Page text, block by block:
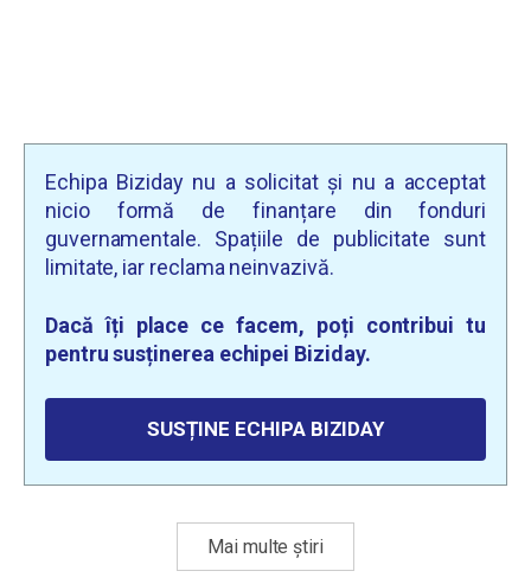
Echipa Biziday nu a solicitat și nu a acceptat
nicio formă de finanțare din fonduri
guvernamentale. Spațiile de publicitate sunt
limitate, iar reclama neinvazivă.
Dacă îți place ce facem, poți contribui tu
pentru susținerea echipei Biziday.
SUSȚINE ECHIPA BIZIDAY
Mai multe știri